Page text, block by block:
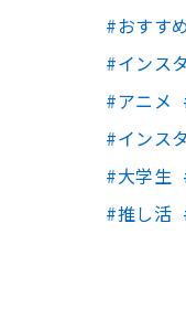
おすすめ
インス
アニメ
インスタ
大学生
推し活